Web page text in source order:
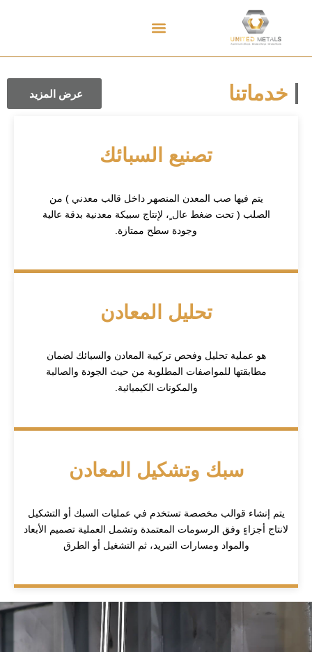
خدماتنا عرض المزيد
تصنيع السبائك
يتم فيها صب المعدن المنصهر داخل قالب معدني ) من
الصلب ( تحت ضغط عال ٍ، لإنتاج سبيكة معدنية بدقة عالية
وجودة سطح ممتازة.
تحليل المعادن
هو عملية تحليل وفحص تركيبة المعادن والسبائك لضمان
مطابقتها للمواصفات المطلوبة من حيث الجودة والصالبة
والمكونات الكيميائية.
سبك وتشكيل المعادن
يتم إنشاء قوالب مخصصة تستخدم في عمليات السبك أو التشكيل
لانتاج أجزاءٍ وفق الرسومات المعتمدة وتشمل العملية تصميم الأبعاد
والمواد ومسارات التبريد، ثم التشغيل أو الطرق